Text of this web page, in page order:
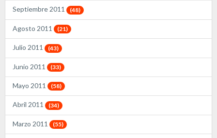
Septiembre 2011 (48)
Agosto 2011 (21)
Julio 2011 (43)
Junio 2011 (33)
Mayo 2011 (58)
Abril 2011 (34)
Marzo 2011 (55)